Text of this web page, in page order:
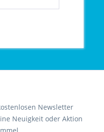
Newsletter
Neuigkeit oder Aktion